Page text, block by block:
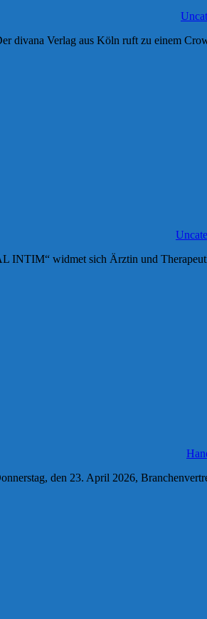
divana Verlag aus Köln ruft zu einem
INTIM“ widmet sich Ärztin und
den 23. April 2026,